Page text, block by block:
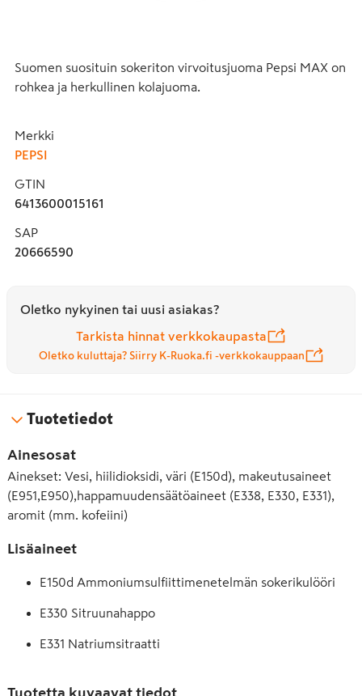
Suomen suosituin sokeriton virvoitusjuoma Pepsi MAX on
rohkea ja herkullinen kolajuoma.
Merkki
PEPSI
GTIN
6413600015161
SAP
20666590
Oletko nykyinen tai uusi asiakas?
Tarkista hinnat verkkokaupasta
Oletko kuluttaja? Siirry K-Ruoka.fi -verkkokauppaan
Tuotetiedot
Ainesosat
Ainekset: Vesi, hiilidioksidi, väri (E150d), makeutusaineet
(E951,E950),happamuudensäätöaineet (E338, E330, E331),
aromit (mm. kofeiini)
Lisäaineet
E150d Ammoniumsulfiittimenetelmän sokerikulööri
E330 Sitruunahappo
E331 Natriumsitraatti
Tuotetta kuvaavat tiedot